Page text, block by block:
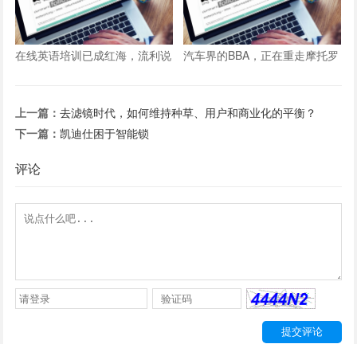
在线英语培训已成红海，流利说
汽车界的BBA，正在重走摩托罗
上一篇：去滤镜时代，如何维持种草、用户和商业化的平衡？
下一篇：凯迪仕困于智能锁
评论